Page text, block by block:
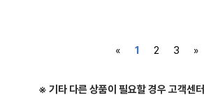
« 1 2 3 »
※ 기타 다른 상품이 필요할 경우 고객센